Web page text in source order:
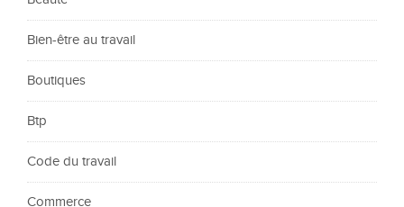
Bien-être au travail
Boutiques
Btp
Code du travail
Commerce